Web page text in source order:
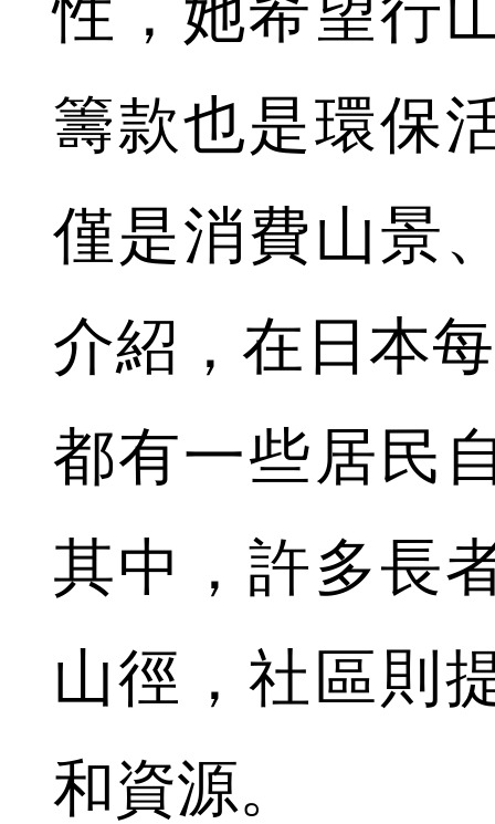
性，她希望行
籌款也是環保
僅是消費山景
介紹，在日本
都有一些居民
其中，許多長
山徑，社區則
和資源。